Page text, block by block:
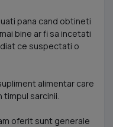
pana cand obtineti
bine ar fi sa incetati
ce suspectati o
alimentar care
sarcinii.
oferit sunt generale